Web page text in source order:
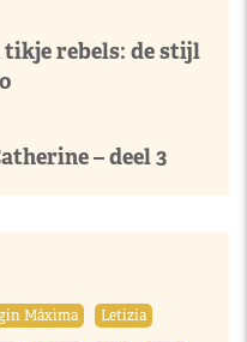
tikje rebels: de stijl
– deel 3
Máxima
Letizia